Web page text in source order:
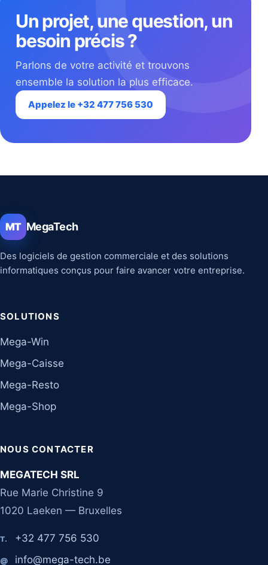
Un projet, une question, un
besoin précis ?
Parlons de votre activité et trouvons
ensemble la solution la plus efficace.
Appelez le +32 477 756 530
MT MegaTech
Des logiciels de gestion commerciale et des solutions
informatiques conçus pour faire avancer votre entreprise.
SOLUTIONS
Mega-Win
Mega-Caisse
Mega-Resto
Mega-Shop
NOUS CONTACTER
MEGATECH SRL
Rue Marie Christine 9
1020 Laeken — Bruxelles
T. +32 477 756 530
@ info@mega-tech.be